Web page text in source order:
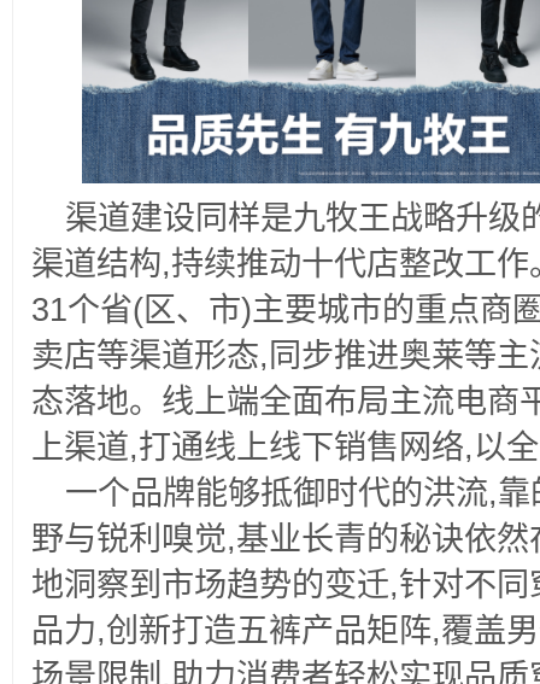
渠道建设同样是九牧王战略升级
渠道结构,持续推动十代店整改工
31个省(区、市)主要城市的重点商
卖店等渠道形态,同步推进奥莱等
态落地。线上端全面布局主流电商
上渠道,打通线上线下销售网络,以
一个品牌能够抵御时代的洪流,
野与锐利嗅觉,基业长青的秘诀依
地洞察到市场趋势的变迁,针对不
品力,创新打造五裤产品矩阵,覆盖
场景限制,助力消费者轻松实现品